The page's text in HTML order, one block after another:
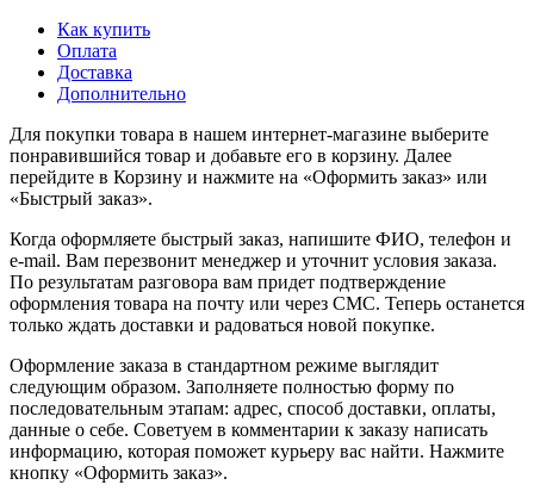
Как купить
Оплата
Доставка
Дополнительно
Для покупки товара в нашем интернет-магазине выберите
понравившийся товар и добавьте его в корзину. Далее
перейдите в Корзину и нажмите на «Оформить заказ» или
«Быстрый заказ».
Когда оформляете быстрый заказ, напишите ФИО, телефон и
e-mail. Вам перезвонит менеджер и уточнит условия заказа.
По результатам разговора вам придет подтверждение
оформления товара на почту или через СМС. Теперь останется
только ждать доставки и радоваться новой покупке.
Оформление заказа в стандартном режиме выглядит
следующим образом. Заполняете полностью форму по
последовательным этапам: адрес, способ доставки, оплаты,
данные о себе. Советуем в комментарии к заказу написать
информацию, которая поможет курьеру вас найти. Нажмите
кнопку «Оформить заказ».